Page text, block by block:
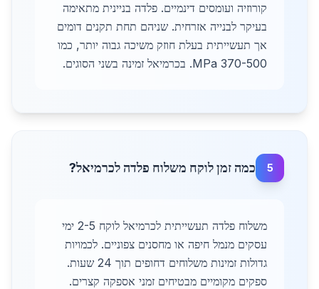
קורוזיה ועומסים דינמיים. פלדה בניינית מתאימה
בעיקר לבנייה אזרחית. שניהם תחת תקנים דומים
אך תעשייתית בעלת חוזק משיכה גבוה יותר, כמו
370-500 MPa. בכרמיאל זמינה בשני הסוגים.
5 כמה זמן לוקח משלוח פלדה לכרמיאל?
משלוח פלדה תעשייתית לכרמיאל לוקח 2-5 ימי
עסקים מנמל חיפה או מחסנים צפוניים. לכמויות
גדולות זמינות משלוחים דחופים תוך 24 שעות.
ספקים מקומיים מבטיחים זמני אספקה קצרים.